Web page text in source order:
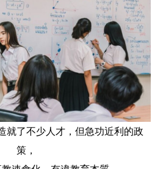
就了不少人才， 但急功近利的政
策，